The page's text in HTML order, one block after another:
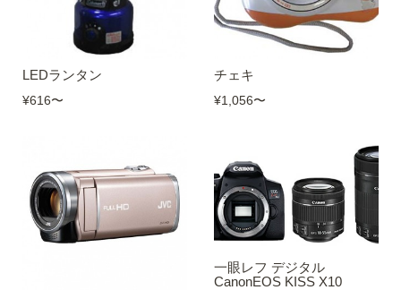
LEDランタン
¥616〜
チェキ
¥1,056〜
一眼レフ デジタル
CanonEOS KISS X10